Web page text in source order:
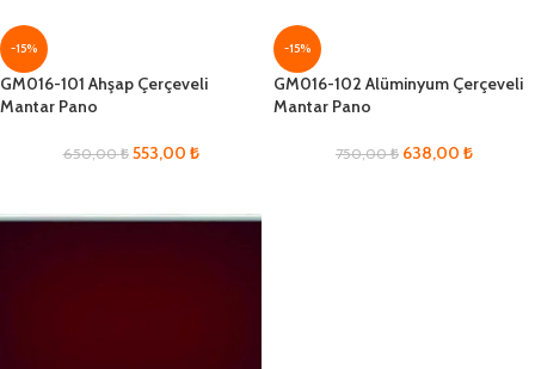
-15%
GM016-101 Ahşap Çerçeveli
Mantar Pano
650,00₺ 553,00 ₺
-15%
GM016-102 Alüminyum Çerçeveli
Mantar Pano
750,00₺ 638,00 ₺